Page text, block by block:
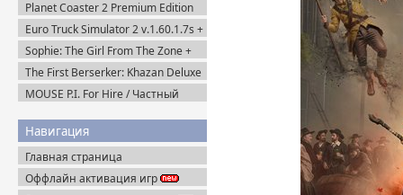
Planet Coaster 2 Premium Edition
(2024) Steam-Rip
Euro Truck Simulator 2 v.1.60.1.7s +
Все DLC (2012) Пиратка
Sophie: The Girl From The Zone +
DLC (2026) Пиратка
The First Berserker: Khazan Deluxe
Edition (2025) Пиратка
MOUSE P.I. For Hire / Частный
Пиратка
Навигация
Главная страница
Оффлайн активация игр